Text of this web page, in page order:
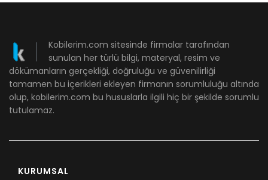
Kobilerim.com sitesinde firmalar tarafından
sunulan her türlü bilgi, materyal, resim ve
dökümanların gerçekliği, doğruluğu ve güvenilirliği
tamamen bu içerikleri ekleyen firmanın sorumluluğu altında
olup, kobilerim.com bu hususlarla ilgili hiç bir şekilde sorumlu
tutulamaz.
KURUMSAL